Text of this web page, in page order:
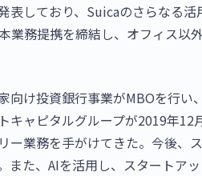
表しており、Suicaのさらなる
業務提携を締結し、オフィス以
向け投資銀行事業がMBOを行い
キャピタルグループが2019年
業務を手がけてきた。今後、
また、AIを活用し、スタートア